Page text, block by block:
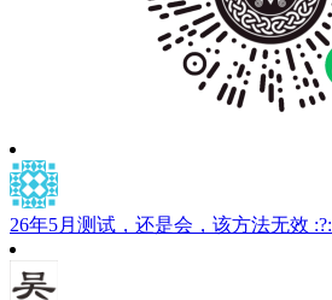
26年5月测试，还是会，该方法无效 :?: